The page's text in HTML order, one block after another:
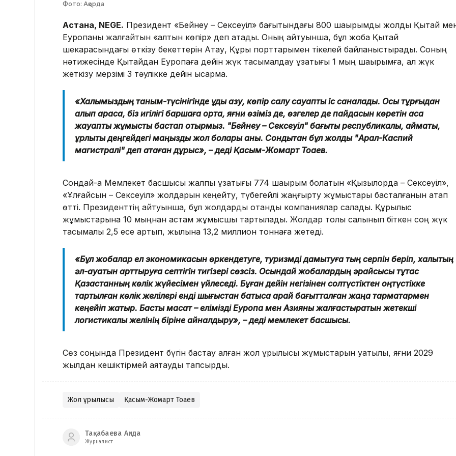
Фото: Ақорда
Астана, NEGE. Президент «Бейнеу – Сексеуіл» бағытындағы 800 шақырымдық жолды Қытай
Еуропаны жалғайтын «алтын көпір» деп атады. Оның айтуынша, бұл жоба Қытай
шекарасындағы өткізу бекеттерін Ақтау, Құрық порттарымен тікелей байланыстырады. Соның
нәтижесінде Қытайдан Еуропаға дейін жүк тасымалдау ұзақтығы 1 мың шақырымға, ал жүк
жеткізу мерзімі 3 тәулікке дейін қысқармақ.
«Халқымыздың таным-түсінігінде құдық қазу, көпір салу сауапты іс саналады. Осы тұрғыдан
алып қарасақ, біз игілігі баршаға ортақ, яғни өзіміз де, өзгелер де пайдасын көретін аса
жауапты жұмысты бастап отырмыз. "Бейнеу – Сексеуіл" бағыты республикалық, аймақтық,
құрлықтық деңгейдегі маңызды жол болары анық. Сондықтан бұл жолды "Арал-Каспий
магистралі" деп атаған дұрыс», – деді Қасым-Жомарт Тоқаев.
Сондай-ақ Мемлекет басшысы жалпы ұзақтығы 774 шақырым болатын «Қызылорда – Сексеуіл»,
«Ұлғайсын – Сексеуіл» жолдарын кеңейту, түбегейлі жаңғырту жұмыстары басталғанын атап
өтті. Президенттің айтуынша, бұл жолдарды отандық компаниялар салады. Құрылыс
жұмыстарына 10 мыңнан астам жұмысшы тартылады. Жолдар толық салынып біткен соң жүк
тасымалы 2,5 есе артып, жылына 13,2 миллион тоннаға жетеді.
«Бұл жобалар ел экономикасын өркендетуге, туризмді дамытуға тың серпін беріп, халықтың
әл-ауқатын арттыруға септігін тигізері сөзсіз. Осындай жобалардың әрқайсысы тұтас
Қазақстанның көлік жүйесімен үйлеседі. Бұған дейін негізінен солтүстіктен оңтүстікке
тартылған көлік желілері енді шығыстан батысқа қарай бағытталған жаңа тармақтармен
кеңейіп жатыр. Басты мақсат – елімізді Еуропа мен Азияны жалғастыратын жетекші
логистикалық желінің біріне айналдыру», – деді мемлекет басшысы.
Сөз соңында Президент бүгін бастау алған жол құрылысы жұмыстарын уақтылы, яғни 2029
жылдан кешіктірмей аяқтауды тапсырды.
Жол құрылысы Қасым-Жомарт Тоқаев
Тақабаева Аида
Журналист